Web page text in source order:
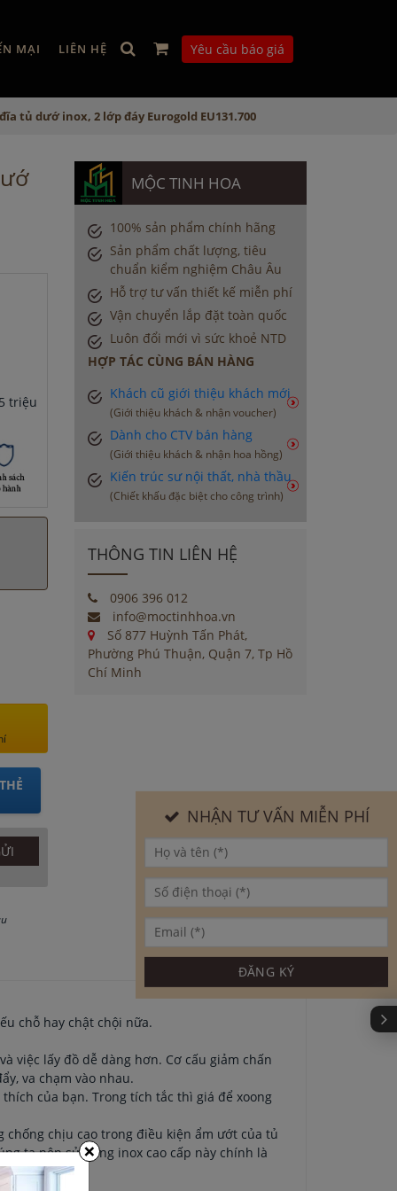
MẠI LIÊN HỆ Yêu cầu báo giá
tủ dướ inox, 2 lớp đáy Eurogold EU131.700
triệu
MỘC TINH HOA
100% sản phẩm chính hãng
Sản phẩm chất lượng, tiêu
chuẩn kiểm nghiệm Châu Âu
Hỗ trợ tư vấn thiết kế miễn phí
Vận chuyển lắp đặt toàn quốc
Luôn đổi mới vì sức khoẻ NTD
HỢP TÁC CÙNG BÁN HÀNG
Khách cũ giới thiệu khách mới
(Giới thiệu khách & nhận voucher)
Dành cho CTV bán hàng
(Giới thiệu khách & nhận hoa hồng)
Kiến trúc sư nội thất, nhà thầu
(Chiết khấu đặc biệt cho công trình)
THÔNG TIN LIÊN HỆ
0906 396 012
info@moctinhhoa.vn
Số 877 Huỳnh Tấn Phát,
Phường Phú Thuận, Quận 7, Tp Hồ
Chí Minh
chỗ hay chật chội nữa.
việc lấy đồ dễ dàng hơn. Cơ cấu giảm chấn
va chạm vào nhau.
của bạn. Trong tích tắc thì giá để xoong
chống chịu cao trong điều kiện ẩm ướt của tủ
ta nên sử dụng inox cao cấp này chính là
NHẬN TƯ VẤN MIỄN PHÍ
×